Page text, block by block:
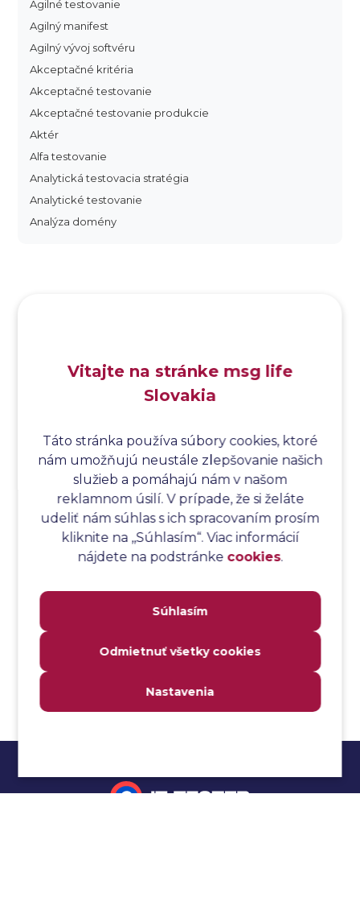
Agilné testovanie
Agilný manifest
Agilný vývoj softvéru
Akceptačné kritéria
Akceptačné testovanie
Akceptačné testovanie produkcie
Aktér
Alfa testovanie
Analytická testovacia stratégia
Analytické testovanie
Analýza domény
Analýza príčin a následkov
Analýza spôsobu a následkov zlyhania softvéru
Analýza stromu chýb
Analýza stromu chýb softvéru
Analýza testovacieho bodu
Analýza toku riadenia
Analýza toku údajov
Analýza webových stránok a inventár meraní
Analyzovateľnosť
Anti-malvér
Vitajte na stránke msg life
Slovakia
Táto stránka používa súbory cookies, ktoré
nám umožňujú neustále zlepšovanie našich
služieb a pomáhajú nám v našom
reklamnom úsilí. V prípade, že si želáte
udeliť nám súhlas s ich spracovaním prosím
kliknite na ,,Súhlasím“. Viac informácií
nájdete na podstránke cookies.
Súhlasím
Odmietnuť všetky cookies
Nastavenia